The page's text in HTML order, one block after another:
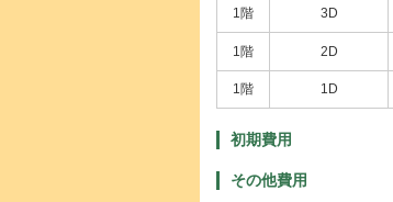
1階 3D
1階 2D
1階 1D
初期費用
その他費用